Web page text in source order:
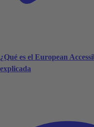
¿Qué es el European
explicada